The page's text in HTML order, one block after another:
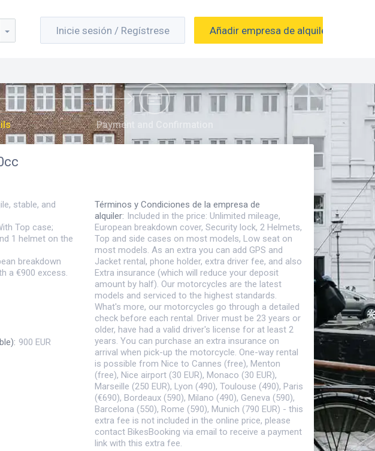
Inicie sesión / Regístrese Añadir empresa de alquiler
Payment and Confirmation
stable, and
Top case;
1 helmet on the
breakdown
a €900 excess.
: 900 EUR
Términos y Condiciones de la empresa de
alquiler: Included in the price: Unlimited mileage,
European breakdown cover, Security lock, 2 Helmets,
Top and side cases on most models, Low seat on
most models. As an extra you can add GPS and
Jacket rental, phone holder, extra driver fee, and also
Extra insurance (which will reduce your deposit
amount by half). Our motorcycles are the latest
models and serviced to the highest standards.
What's more, our motorcycles go through a detailed
check before each rental. Driver must be 23 years or
older, have had a valid driver's license for at least 2
years. You can purchase an extra insurance on
arrival when pick-up the motorcycle. One-way rental
is possible from Nice to Cannes (free), Menton
(free), Nice airport (30 EUR), Monaco (30 EUR),
Marseille (250 EUR), Lyon (490), Toulouse (490), Paris
(€690), Bordeaux (590), Milano (490), Geneva (590),
Barcelona (550), Rome (590), Munich (790 EUR) - this
extra fee is not included in the online price, please
contact BikesBooking via email to receive a payment
link with this extra fee.